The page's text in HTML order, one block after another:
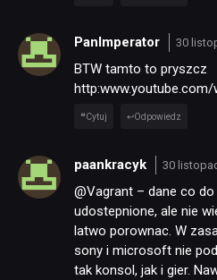
PanImperator 30
BTW tamto to pryszcz
http:www.youtube.com/
Cytuj Odpowiedz
paankracyk 30
@Vagrant – dane co
udostepnione, ale nie
latwo porownac. W
sony i microsoft nie
tak konsol, jak i gier.